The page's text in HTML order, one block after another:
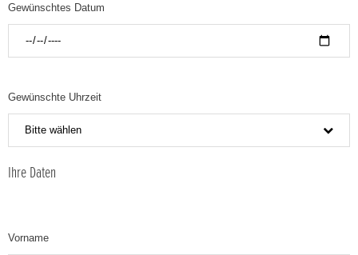
Gewünschtes Datum
Gewünschte Uhrzeit
Bitte wählen
Ihre Daten
Vorname